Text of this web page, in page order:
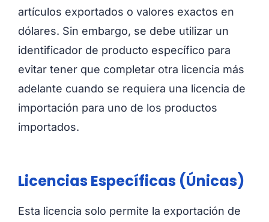
artículos exportados o valores exactos en
dólares. Sin embargo, se debe utilizar un
identificador de producto específico para
evitar tener que completar otra licencia más
adelante cuando se requiera una licencia de
importación para uno de los productos
importados.
Licencias Específicas (Únicas)
Esta licencia solo permite la exportación de